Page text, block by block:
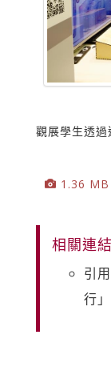
觀展學生透過
1.36
相關連
引
行